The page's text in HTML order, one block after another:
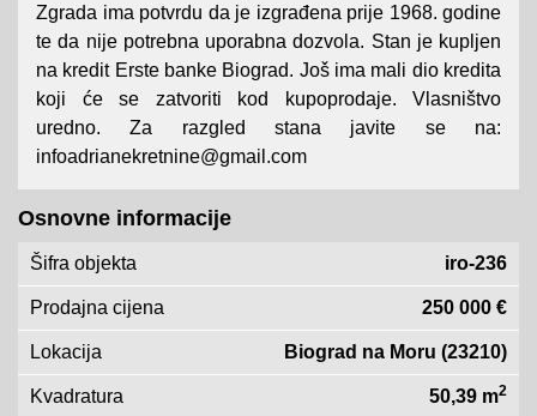
Zgrada ima potvrdu da je izgrađena prije 1968. godine
te da nije potrebna uporabna dozvola. Stan je kupljen
na kredit Erste banke Biograd. Još ima mali dio kredita
koji će se zatvoriti kod kupoprodaje. Vlasništvo
uredno. Za razgled stana javite se na:
infoadrianekretnine@gmail.com
Osnovne informacije
Šifra objekta iro-236
Prodajna cijena 250 000 €
Lokacija Biograd na Moru (23210)
Kvadratura 50,39 m2